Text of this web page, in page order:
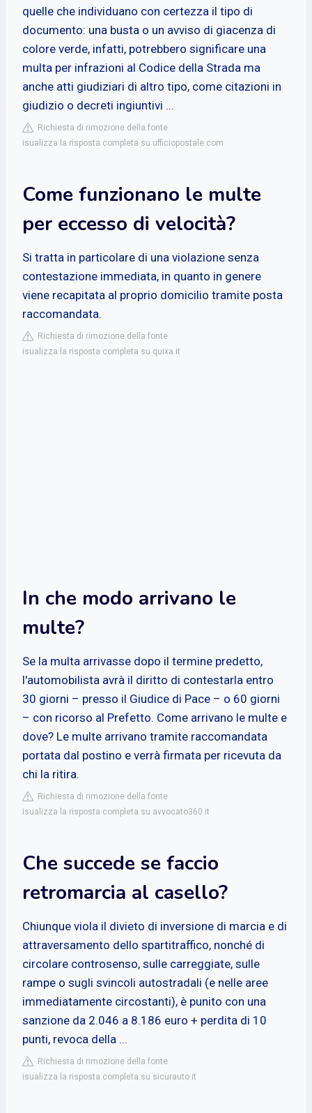
quelle che individuano con certezza il tipo di
documento: una busta o un avviso di giacenza di
colore verde, infatti, potrebbero significare una
multa per infrazioni al Codice della Strada ma
anche atti giudiziari di altro tipo, come citazioni in
giudizio o decreti ingiuntivi ...
Richiesta di rimozione della fonte
isualizza la risposta completa su ufficiopostale.com
Come funzionano le multe
per eccesso di velocità?
Si tratta in particolare di una violazione senza
contestazione immediata, in quanto in genere
viene recapitata al proprio domicilio tramite posta
raccomandata.
Richiesta di rimozione della fonte
isualizza la risposta completa su quixa.it
In che modo arrivano le
multe?
Se la multa arrivasse dopo il termine predetto,
l'automobilista avrà il diritto di contestarla entro
30 giorni – presso il Giudice di Pace – o 60 giorni
– con ricorso al Prefetto. Come arrivano le multe e
dove? Le multe arrivano tramite raccomandata
portata dal postino e verrà firmata per ricevuta da
chi la ritira.
Richiesta di rimozione della fonte
isualizza la risposta completa su avvocato360.it
Che succede se faccio
retromarcia al casello?
Chiunque viola il divieto di inversione di marcia e di
attraversamento dello spartitraffico, nonché di
circolare controsenso, sulle carreggiate, sulle
rampe o sugli svincoli autostradali (e nelle aree
immediatamente circostanti), è punito con una
sanzione da 2.046 a 8.186 euro + perdita di 10
punti, revoca della ...
Richiesta di rimozione della fonte
isualizza la risposta completa su sicurauto.it